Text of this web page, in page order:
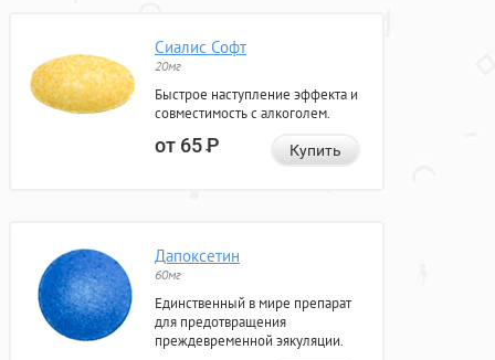
Сиалис Софт
20мг
Быстрое наступление эффекта и
совместимость с алкоголем.
от 65Р Купить
Дапоксетин
60мг
Единственный в мире препарат
для предотвращения
преждевременной эякуляции.